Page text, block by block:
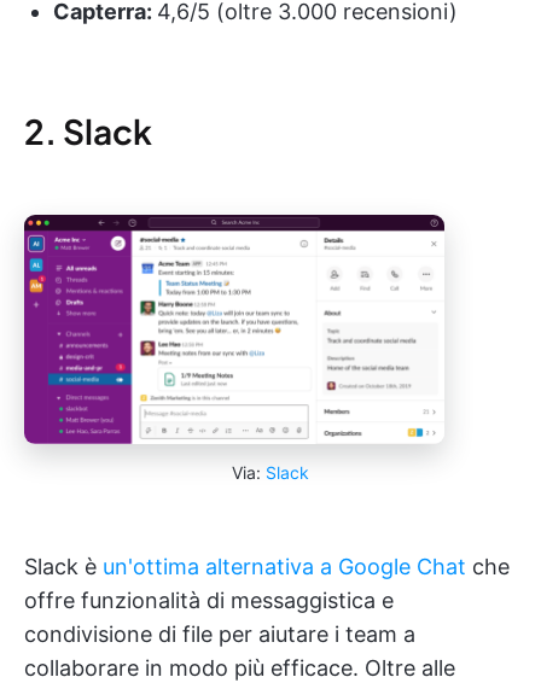
Capterra: 4,6/5 (oltre 3.000 recensioni)
2. Slack
Via: Slack
Slack è un'ottima alternativa a Google Chat che
offre funzionalità di messaggistica e
condivisione di file per aiutare i team a
collaborare in modo più efficace. Oltre alle